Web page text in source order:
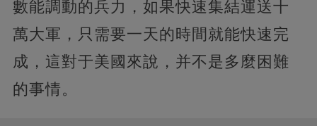
數能調動的兵力，如果快速集結運送十
萬大軍，只需要一天的時間就能快速完
成，這對于美國來說，并不是多麼困難
的事情。